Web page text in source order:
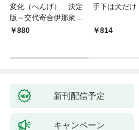
変化（へんげ） 決定
版～交代寄合伊那衆異
聞（1）～
880
手下は犬だけ
814
新刊配信予定
キャンペーン